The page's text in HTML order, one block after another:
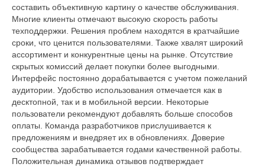
составить объективную картину о качестве обслуживания.
Многие клиенты отмечают высокую скорость работы
техподдержки. Решения проблем находятся в кратчайшие
сроки, что ценится пользователями. Также хвалят широкий
ассортимент и конкурентные цены на рынке. Отсутствие
скрытых комиссий делает покупки более выгодными.
Интерфейс постоянно дорабатывается с учетом пожеланий
аудитории. Удобство использования отмечается как в
десктопной, так и в мобильной версии. Некоторые
пользователи рекомендуют добавлять больше способов
оплаты. Команда разработчиков прислушивается к
предложениям и внедряет их в обновлениях. Доверие
сообщества зарабатывается годами качественной работы.
Положительная динамика отзывов подтверждает